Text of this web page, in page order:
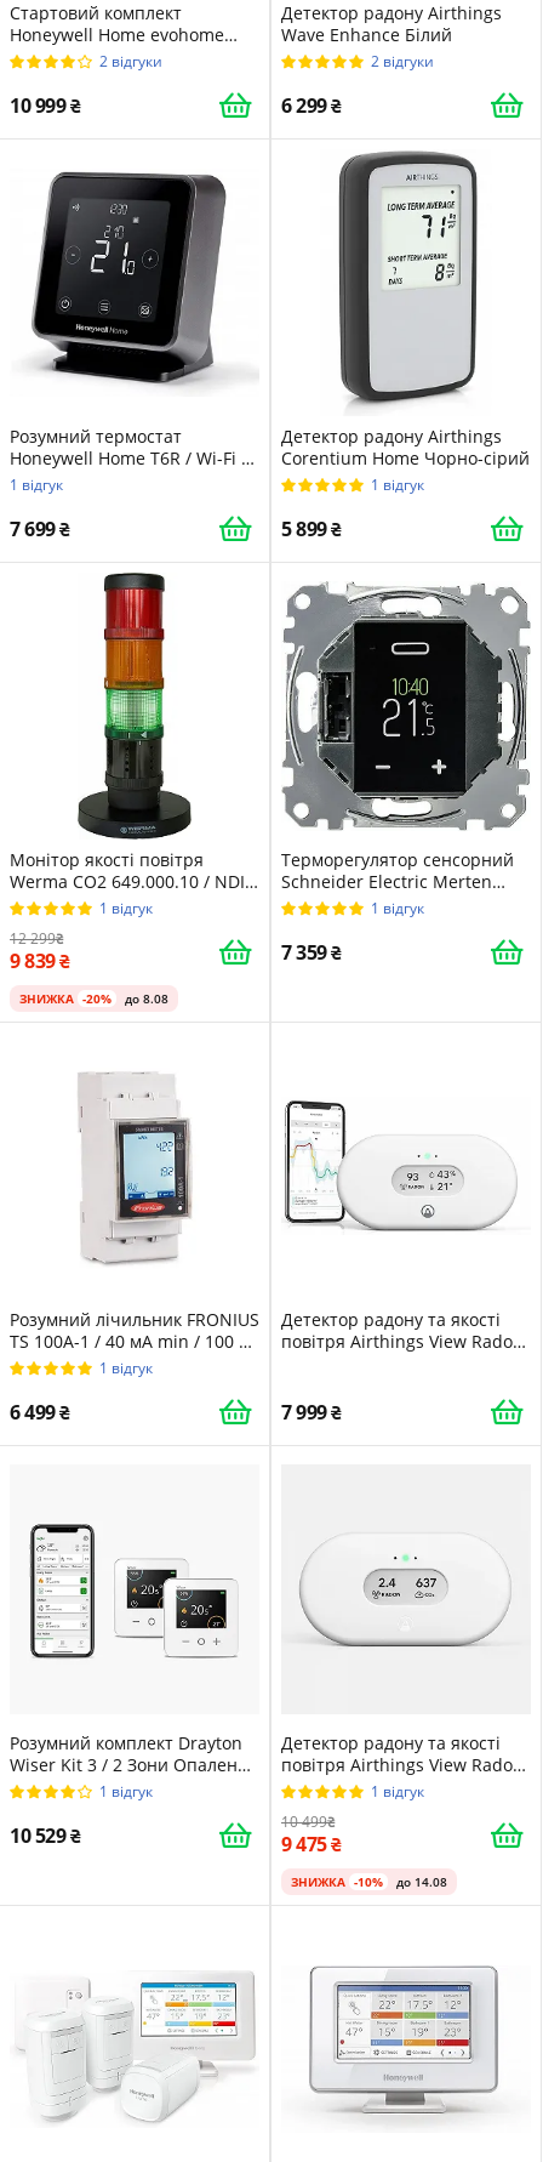
Стартовий комплект
Honeywell Home evohome
THR99C3103 Wi-Fi Білий
2 відгуки
10 999
Детектор радону Airthings
Wave Enhance Білий
2 відгуки
6 299
Розумний термостат
Honeywell Home T6R / Wi-Fi /
Бездротовий / Чорний
1 відгук
7 699
Детектор радону Airthings
Corentium Home Чорно-сірий
1 відгук
5 899
Монітор якості повітря
Werma CO2 649.000.10 / NDIR
5000 ppm / Світлофорна
Індикація / Чорна
1 відгук
12 299
9 839
ЗНИЖКА -20% до 8.08
Терморегулятор сенсорний
Schneider Electric Merten
MEG5776-000 програмований
/ OLED / 16 А / 3.6 кВт / 2-
полюсн. / Чорний
1 відгук
7 359
Розумний лічильник FRONIUS
TS 100A-1 / 40 мА min / 100 А
max / Сірий1 відгук
6 499
Детектор радону та якості
повітря Airthings View Radon
7 999
Розумний комплект Drayton
Wiser Kit 3 / 2 Зони Опалення
+ ГВП / Контролер Котла / Wi-
1 відгук
10 529
Детектор радону та якості
повітря Airthings View Radon
2960 Білий 1 відгук
10 499
9 475
ЗНИЖКА -10% до 14.08